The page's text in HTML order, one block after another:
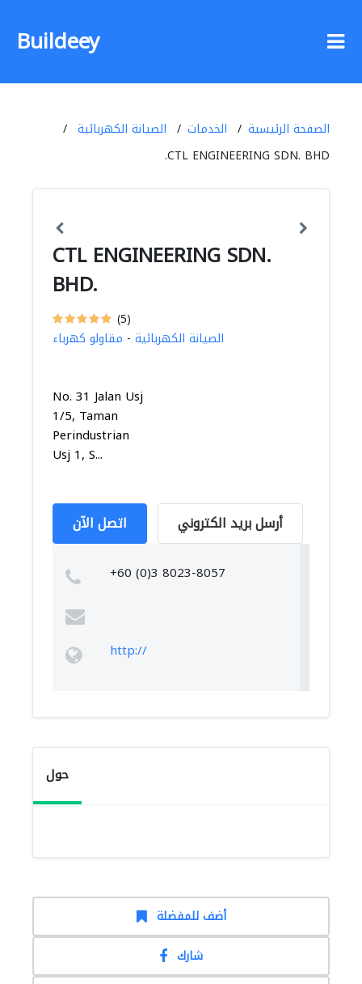
Buildeey
الصفحة الرئيسية الخدمات
الصيانة الكهربائية
CTL ENGINEERING SDN. BHD.
CTL ENGINEERING SDN.
BHD.
(5)
الصيانة الكهربائية - مقاولو كهرباء
No. 31 Jalan Usj
1/5, Taman
Perindustrian
Usj 1, S...
اتصل الآن أرسل بريد الكتروني
+60 (0)3 8023-8057
http://
حول
أضف للمفضلة
شارك